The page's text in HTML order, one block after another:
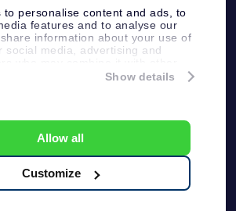
to personalise content and ads, to
features and to analyse our
information about your use of
social media, advertising and
you’ve provided to them or that
Show details
Allow all
Customize
客戶服務:help@osr.org
VAT: NL 8538.62.722B01
One Million Stars
條件
隱私政策和免責聲明